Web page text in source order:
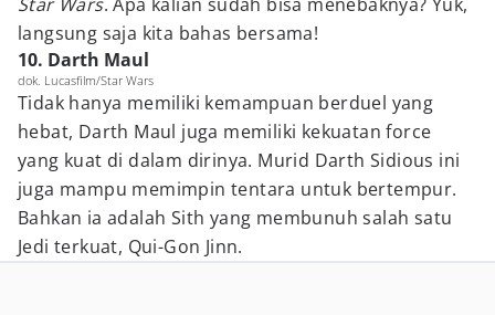
langsung saja kita bahas bersama!
10. Darth Maul
dok. Lucasfilm/Star Wars
Tidak hanya memiliki kemampuan berduel yang
hebat, Darth Maul juga memiliki kekuatan force
yang kuat di dalam dirinya. Murid Darth Sidious ini
juga mampu memimpin tentara untuk bertempur.
Bahkan ia adalah Sith yang membunuh salah satu
Jedi terkuat, Qui-Gon Jinn.